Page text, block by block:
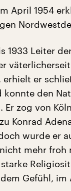
April 1954
1933 Leiter
erhielt er
den
zog von
Konrad
wurde er
mehr
Gefühl, im